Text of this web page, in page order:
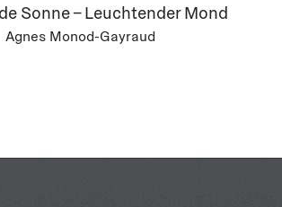
Sonne – Leuchtender Mond
Agnes Monod-Gayraud